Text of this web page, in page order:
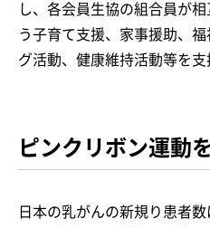
し、各会員生協の組合員が
う子育て支援、家事援助、
グ活動、健康維持活動等を支
ピンクリボン運動
日本の乳がんの新規り患者